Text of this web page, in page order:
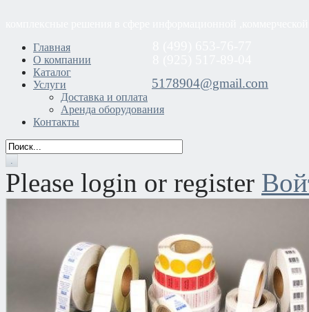
5178904@gmail.com
Главная
О компании
Каталог
Услуги
Доставка и оплата
Аренда оборудования
Контакты
Please login or register